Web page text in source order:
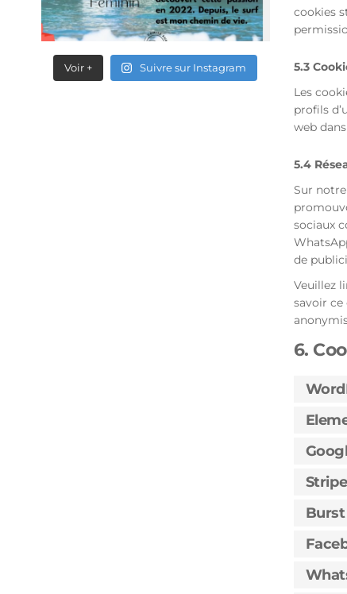
cookies
5.3
Les
profils
web
5.4
Sur
sociaux
de
Veuillez
savoir ce
6.
Stripe
Voir + Suivre sur Instagram